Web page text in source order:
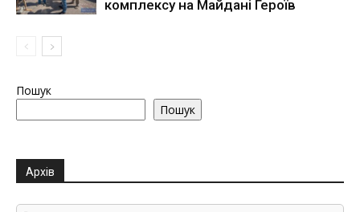
комплексу на Майдані Героїв
Пошук
Пошук
Архів